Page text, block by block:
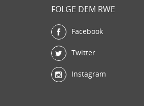
FOLGE DEM RWE
Facebook
Twitter
Instagram